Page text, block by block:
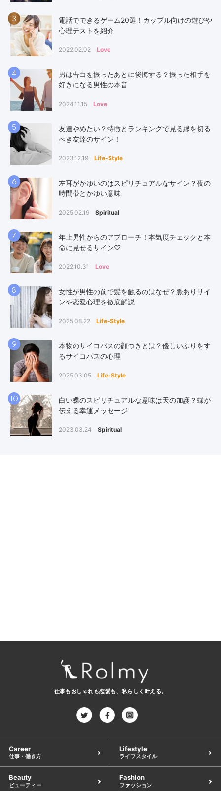
3
電話でできるゲーム20選！カップル向けの遊びや
心理テストを紹介
2022.02.02 Love
4
男は告白を振ったあとに後悔する？振った相手を
好きになる男性の本音
2024.11.15 Love
5
友達やめたい？特徴とランキングで見る縁を切る
べき友達のサイン！
2023.12.19 Life-Style
6
左耳がかゆいのはスピリチュアルなサイン？夜の
時間帯とかゆい意味
2025.02.19 Spiritual
7
年上男性からのアプローチ！本気度チェックと本
命に見せるサイン♡
2022.10.31 Love
8
女性が男性の前で髪を触るのはなぜ？脈ありサイ
ンや恋愛心理を徹底解説
2025.08.22 Life-Style
9
本物のサイコパスの顔つきとは？優しいふりをす
るサイコパスの心理
2025.03.05 Life-Style
10
白い蝶のスピリチュアルな意味は天の加護？蝶が
伝える幸運メッセージ
2023.03.24 Spiritual
仕事もおしゃれも恋愛も、 私らしく叶える。
Career
仕事・働き方
Lifestyle
ライフスタイル
Beauty
ビューティー
Fashion
ファッション